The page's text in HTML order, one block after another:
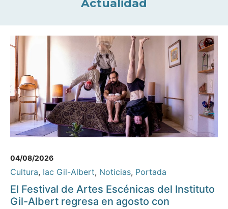
Actualidad
04/08/2026
Cultura, Iac Gil-Albert, Noticias, Portada
El Festival de Artes Escénicas del Instituto
Gil-Albert regresa en agosto con